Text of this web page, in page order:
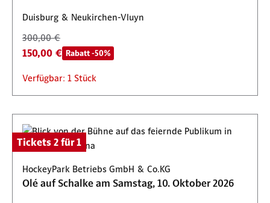
Duisburg & Neukirchen-Vluyn
300,00 €
150,00 € Rabatt -50%
Verfügbar: 1 Stück
Tickets 2 für 1
HockeyPark Betriebs GmbH & Co.KG
Olé auf Schalke am Samstag, 10. Oktober 2026